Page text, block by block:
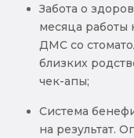
Забота о
месяца
ДМС со
близких
чек-апы;
Система
на результат.